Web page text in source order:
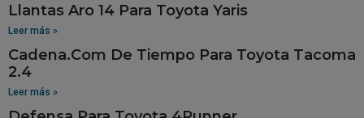
Llantas Aro 14 Para Toyota Yaris
Leer más »
Cadena.Com De Tiempo Para Toyota Tacoma
2.4
Leer más »